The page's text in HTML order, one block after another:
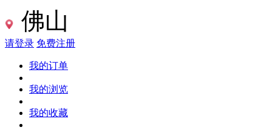
佛山
请登录 免费注册
我的订单
我的浏览
我的收藏